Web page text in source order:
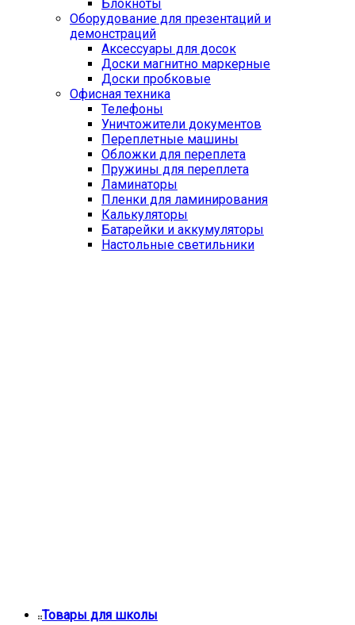
Блокноты
Оборудование для презентаций и
демонстраций
Аксессуары для досок
Доски магнитно маркерные
Доски пробковые
Офисная техника
Телефоны
Уничтожители документов
Переплетные машины
Обложки для переплета
Пружины для переплета
Ламинаторы
Пленки для ламинирования
Калькуляторы
Батарейки и аккумуляторы
Настольные светильники
Товары для школы